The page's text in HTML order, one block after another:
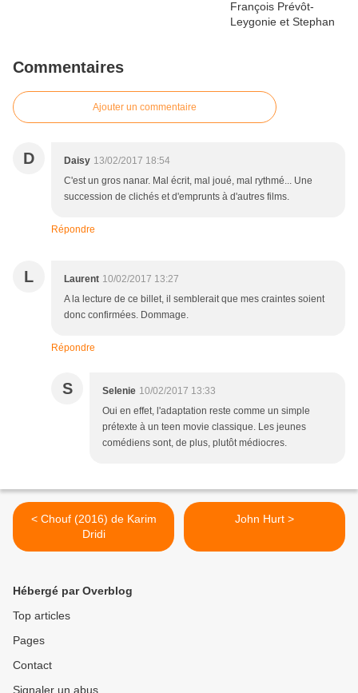
Commentaires
Ajouter un commentaire
D Daisy 13/02/2017 18:54
C'est un gros nanar. Mal écrit, mal joué, mal rythmé... Une
succession de clichés et d'emprunts à d'autres films.
Répondre
L Laurent 10/02/2017 13:27
A la lecture de ce billet, il semblerait que mes craintes soient
donc confirmées. Dommage.
Répondre
S Selenie 10/02/2017 13:33
Oui en effet, l'adaptation reste comme un simple
prétexte à un teen movie classique. Les jeunes
comédiens sont, de plus, plutôt médiocres.
< Chouf (2016) de Karim
Dridi
John Hurt >
Hébergé par Overblog
Top articles
Pages
Contact
Signaler un abus